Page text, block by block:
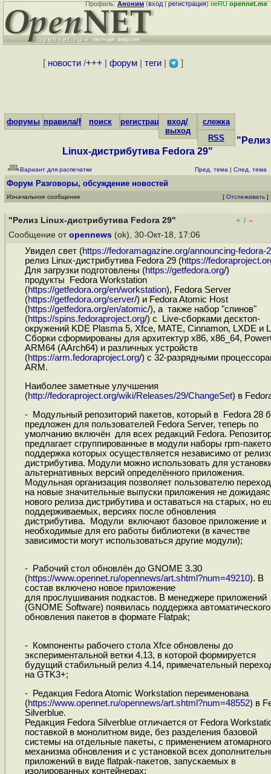
Профиль:Аноним(вход|регистрация)неRUopennet.me
[ новости/+++ форум| теги| ]
форумы правила/FAQпоиск регистрациявход/
выход
слежка
RSS
"Релиз
Linux-дистрибутива Fedora 29"
Вариант для распечатки Пред. тема | След. тема
Форум Разговоры, обсуждение новостей
Изначальное сообщение [ Отслеживать ]
"Релиз Linux-дистрибутива Fedora 29" + / –
Сообщение от opennews (ok), 30-Окт-18, 17:06
Увидел свет (https://fedoramagazine.org/announcing-fedora-
релиз Linux-дистрибутива Fedora 29 (https://
Для загрузки подготовлены (https://getfedora.org/)
продукты Fedora Workstation
(https://getfedora.org/en/workstation), Fedora Server
(https://getfedora.org/server/) и Fedora Atomic Host
(https://getfedora.org/en/atomic/), а также набор "спинов"
(https://spins.fedoraproject.org/) c Live-сборками десктоп-
окружений KDE Plasma 5, Xfce, MATE, Cinnamon, LXDE и
Сборки сформированы для архитектур x86, x86_64,
ARM64 (AArch64) и различных устройств
(https://arm.fedoraproject.org/) с 32-разрядными
ARM.
Наиболее заметные улучшения
(http://fedoraproject.org/wiki/Releases/29/ChangeSet) в
- Модульный репозиторий пакетов, который в Fedora 28
предложен для пользователей Fedora Server, теперь по
умолчанию включён для всех редакций Fedora.
предлагает сгруппированные в модули наборы rpm-
поддержка которых осуществляется независимо от
дистрибутива. Модули можно использовать для
альтернативных версий определённого приложения.
Модульная организация позволяет пользователю
на новые значительные выпуски приложения не
нового релиза дистрибутива и оставаться на старых, но
поддерживаемых, версиях после обновления
дистрибутива. Модули включают базовое приложение и
необходимые для его работы библиотеки (в качестве
зависимости могут использоваться другие модули);
- Рабочий стол обновлён до GNOME 3.30
(https://www.opennet.ru/opennews/art.shtml?num=49210). В
состав включено новое приложение
для прослушивания подкастов. В менеджере приложений
(GNOME Software) появилась поддержка автоматического
обновления пакетов в формате Flatpak;
- Компоненты рабочего стола Xfce обновлены до
экспериментальной ветки 4.13, в которой формируется
будущий стабильный релиз 4.14, примечательный
на GTK3+;
- Редакция Fedora Atomic Workstation переименована
(https://www.opennet.ru/opennews/art.shtml?num=48552) в
Silverblue.
Редакция Fedora Silverblue отличается от Fedora
поставкой в монолитном виде, без разделения базовой
системы на отдельные пакеты, с применением атомарного
механизма обновления и с установкой всех
приложений в виде flatpak-пакетов, запускаемых в
изолированных контейнерах;